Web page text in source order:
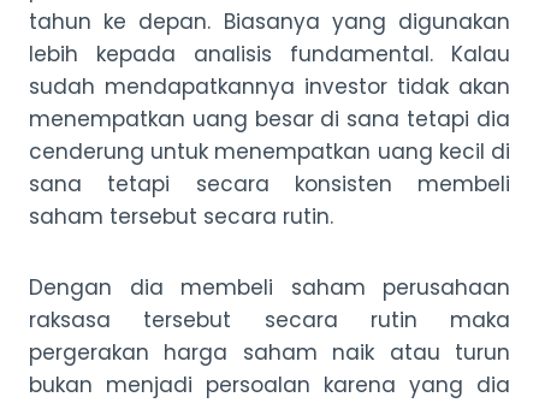
tahun ke depan. Biasanya yang digunakan
lebih kepada analisis fundamental. Kalau
sudah mendapatkannya investor tidak akan
menempatkan uang besar di sana tetapi dia
cenderung untuk menempatkan uang kecil di
sana tetapi secara konsisten membeli
saham tersebut secara rutin.
Dengan dia membeli saham perusahaan
raksasa tersebut secara rutin maka
pergerakan harga saham naik atau turun
bukan menjadi persoalan karena yang dia